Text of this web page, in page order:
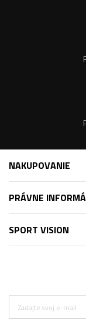
NAKUPOVANIE
PRÁVNE
SPORT VISION